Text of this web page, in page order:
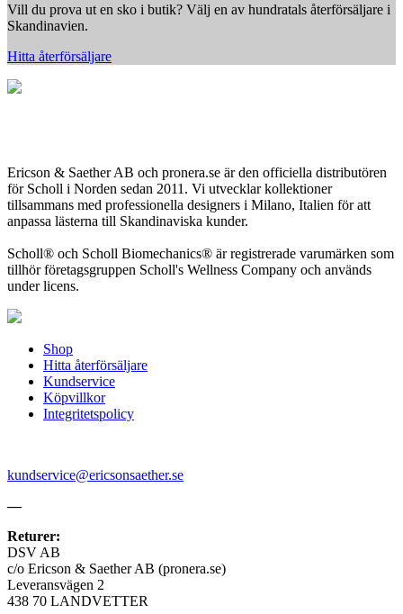
Vill du prova ut en sko i butik? Välj en av hundratals återförsäljare i
Skandinavien.
Hitta återförsäljare
Ericson & Saether AB och pronera.se är den officiella distributören
för Scholl i Norden sedan 2011. Vi utvecklar kollektioner
tillsammans med professionella designers i Milano, Italien för att
anpassa lästerna till Skandinaviska kunder.
Scholl® och Scholl Biomechanics® är registrerade varumärken som
tillhör företagsgruppen Scholl's Wellness Company och används
under licens.
Shop
Hitta återförsäljare
Kundservice
Köpvillkor
Integritetspolicy
kundservice@ericsonsaether.se
—
Returer:
DSV AB
c/o Ericson & Saether AB (pronera.se)
Leveransvägen 2
438 70 LANDVETTER